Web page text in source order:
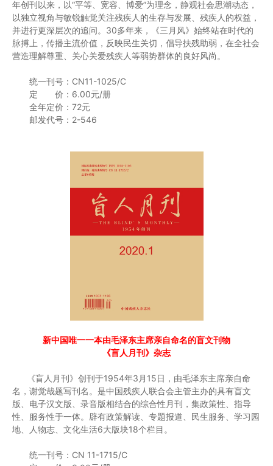
年创刊以来，以“平等、宽容、博爱”为理念，静观社会思潮动态，
以独立视角与敏锐触觉关注残疾人的生存与发展、残疾人的权益，
并进行更深层次的追问。30多年来，《三月风》始终站在时代的
脉搏上，传播主流价值，反映民生关切，倡导扶残助弱，在全社会
营造理解尊重、关心关爱残疾人等弱势群体的良好风尚。
统一刊号：CN11-1025/C
定 价：6.00元/册
全年定价：72元
邮发代号：2-546
新中国唯一一本由毛泽东主席亲自命名的盲文刊物
《盲人月刊》杂志
《盲人月刊》创刊于1954年3月15日，由毛泽东主席亲自命
名，谢觉哉题写刊名。是中国残疾人联合会主管主办的具有盲文
版、电子汉文版、录音版相结合的综合性月刊，集政策性、指导
性、服务性于一体。辟有政策解读、专题报道、民生服务、学习园
地、人物志、文化生活6大版块18个栏目。
统一刊号：CN 11-1715/C